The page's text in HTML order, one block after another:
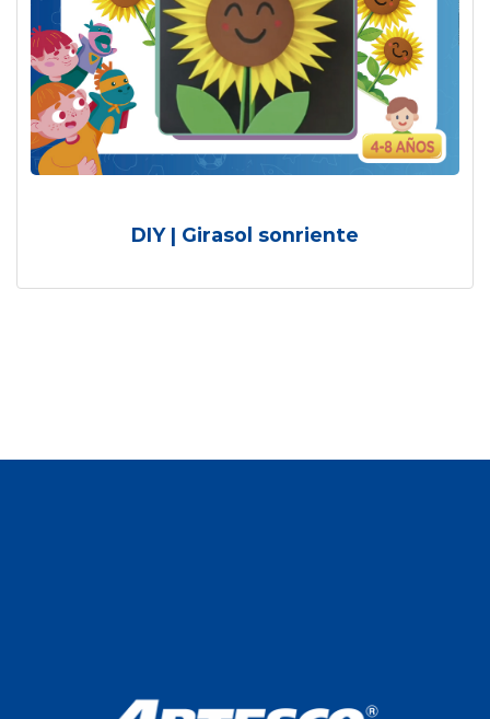
DIY | Girasol sonriente